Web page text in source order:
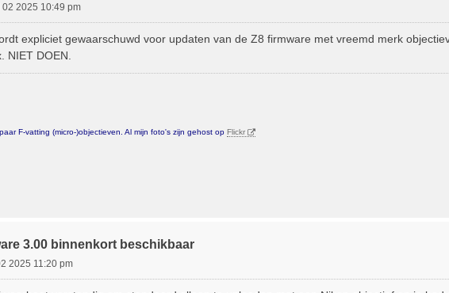
02 2025 10:49 pm
expliciet gewaarschuwd voor updaten van de Z8 firmware met vreemd merk
NIET DOEN.
F-vatting (micro-)objectieven. Al mijn foto's zijn gehost op Flickr
3.00 binnenkort beschikbaar
2025 11:20 pm